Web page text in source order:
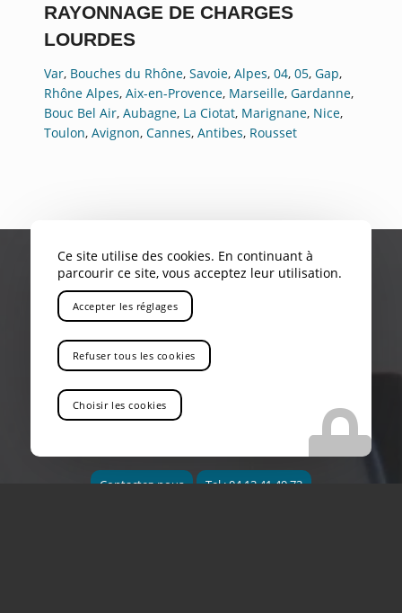
RAYONNAGE DE CHARGES
LOURDES
Var, Bouches du Rhône, Savoie, Alpes, 04, 05, Gap,
Rhône Alpes, Aix-en-Provence, Marseille, Gardanne,
Bouc Bel Air, Aubagne, La Ciotat, Marignane, Nice,
Toulon, Avignon, Cannes, Antibes, Rousset
VOUS RECHERCHEZ UN ENTREPÔT QUI
CHARGES LOURDES EN PACA
Contactez-nous Tel : 04 13 41 49 73
Ce site utilise des cookies. En continuant à
parcourir ce site, vous acceptez leur utilisation.
Accepter les réglages
Refuser tous les cookies
Choisir les cookies